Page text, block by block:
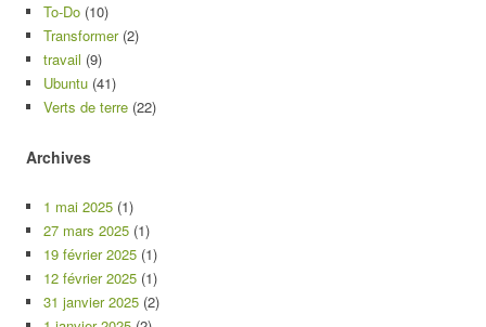
To-Do (10)
Transformer(2)
travail (9)
Ubuntu (41)
Verts de terre (22)
Archives
1 mai 2025 (1)
27 mars 2025 (1)
19 février 2025 (1)
12 février 2025 (1)
31 janvier 2025 (2)